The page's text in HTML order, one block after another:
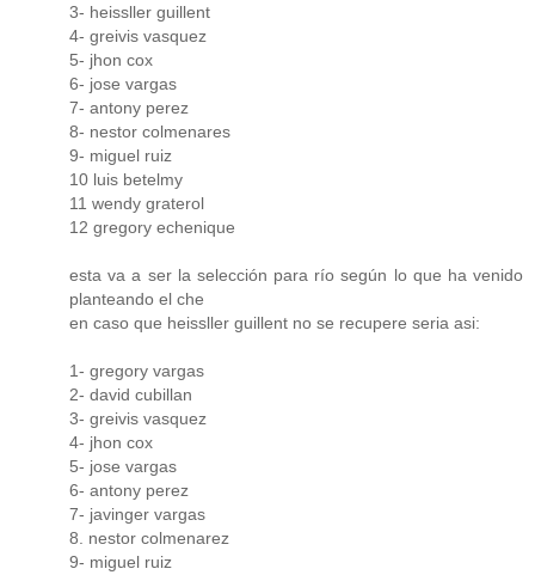
3- heissller guillent
4- greivis vasquez
5- jhon cox
6- jose vargas
7- antony perez
8- nestor colmenares
9- miguel ruiz
10 luis betelmy
11 wendy graterol
12 gregory echenique
esta va a ser la selección para río según lo que ha venido
planteando el che
en caso que heissller guillent no se recupere seria asi:
1- gregory vargas
2- david cubillan
3- greivis vasquez
4- jhon cox
5- jose vargas
6- antony perez
7- javinger vargas
8. nestor colmenarez
9- miguel ruiz